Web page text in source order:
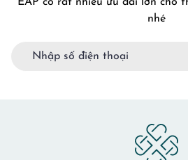
EAP có rất nhiều ưu đãi lớn cho
nhé